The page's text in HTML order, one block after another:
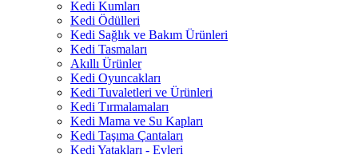
Kedi Kumları
Kedi Ödülleri
Kedi Sağlık ve Bakım Ürünleri
Kedi Tasmaları
Akıllı Ürünler
Kedi Oyuncakları
Kedi Tuvaletleri ve Ürünleri
Kedi Tırmalamaları
Kedi Mama ve Su Kapları
Kedi Taşıma Çantaları
Kedi Yatakları - Evleri